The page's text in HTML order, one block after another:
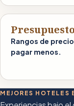
Presupuesto
Rangos de
pagar menos.
MEJORES HOTELES